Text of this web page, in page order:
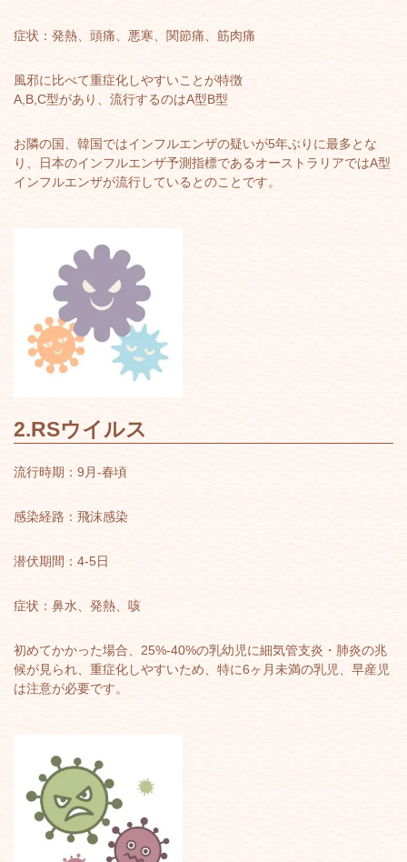
症状：発熱、頭痛、悪寒、関節痛、筋肉痛
風邪に比べて重症化しやすいことが特徴
A,B,C型があり、流行するのはA型B型
お隣の国、韓国ではインフルエンザの疑いが5年ぶりに最多とな
り、日本のインフルエンザ予測指標であるオーストラリアではA型
インフルエンザが流行しているとのことです。
2.RSウイルス
流行時期：9月-春頃
感染経路：飛沫感染
潜伏期間：4-5日
症状：鼻水、発熱、咳
初めてかかった場合、25%-40%の乳幼児に細気管支炎・肺炎の兆
候が見られ、重症化しやすいため、特に6ヶ月未満の乳児、早産児
は注意が必要です。